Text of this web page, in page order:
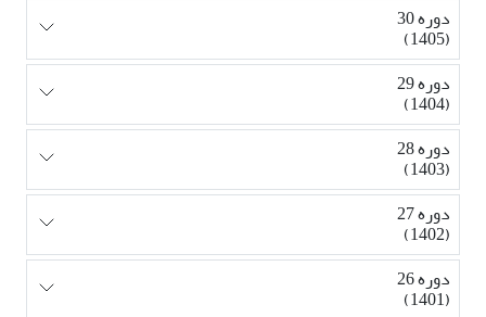
دوره 30
(1405)
دوره 29
(1404)
دوره 28
(1403)
دوره 27
(1402)
دوره 26
(1401)